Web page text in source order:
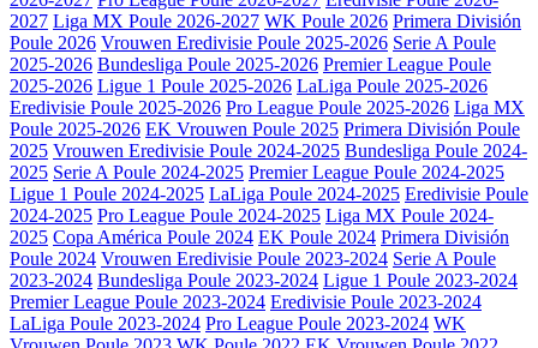
2027 Liga MX Poule 2026-2027 WK Poule 2026 Primera División
Poule 2026 Vrouwen Eredivisie Poule 2025-2026 Serie A Poule
2025-2026 Bundesliga Poule 2025-2026 Premier League Poule
2025-2026 Ligue 1 Poule 2025-2026 LaLiga Poule 2025-2026
Eredivisie Poule 2025-2026 Pro League Poule 2025-2026 Liga MX
Poule 2025-2026 EK Vrouwen Poule 2025 Primera División Poule
2025 Vrouwen Eredivisie Poule 2024-2025 Bundesliga Poule 2024-
2025 Serie A Poule 2024-2025 Premier League Poule 2024-2025
Ligue 1 Poule 2024-2025 LaLiga Poule 2024-2025 Eredivisie Poule
2024-2025 Pro League Poule 2024-2025 Liga MX Poule 2024-
2025 Copa América Poule 2024 EK Poule 2024 Primera División
Poule 2024 Vrouwen Eredivisie Poule 2023-2024 Serie A Poule
2023-2024 Bundesliga Poule 2023-2024 Ligue 1 Poule 2023-2024
Premier League Poule 2023-2024 Eredivisie Poule 2023-2024
LaLiga Poule 2023-2024 Pro League Poule 2023-2024 WK